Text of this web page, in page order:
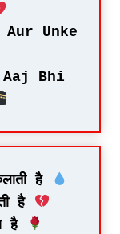
Unke
Bhi
है
है
है